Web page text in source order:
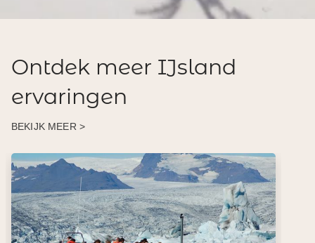
Ontdek meer IJsland
ervaringen
BEKIJK MEER >